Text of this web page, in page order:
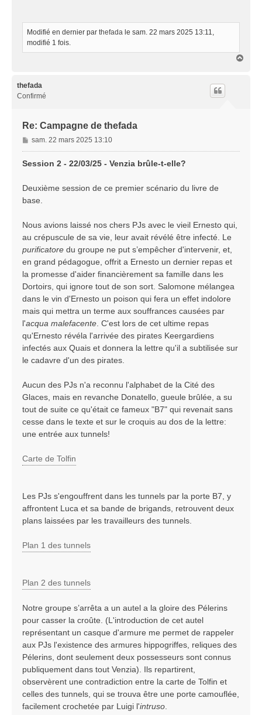
g
e
Modifié en dernier par thefada le sam. 22 mars 2025 13:11,
modifié 1 fois.
thefada
Confirmé
Re: Campagne de thefada
M
e
s
g
e
sam. 22 mars 2025 13:10
Session 2 - 22/03/25 - Venzia brûle-t-elle?
Deuxième session de ce premier scénario du livre de
base.
Nous avions laissé nos chers PJs avec le vieil Ernesto qui,
au crépuscule de sa vie, leur avait révélé être infecté. Le
purificatore du groupe ne put s’empêcher d'intervenir, et,
en grand pédagogue, offrit a Ernesto un dernier repas et
la promesse d'aider financièrement sa famille dans les
Dortoirs, qui ignore tout de son sort. Salomone mélangea
dans le vin d'Ernesto un poison qui fera un effet indolore
mais qui mettra un terme aux souffrances causées par
l'acqua malefacente. C'est lors de cet ultime repas
qu'Ernesto révéla l'arrivée des pirates Keergardiens
infectés aux Quais et donnera la lettre qu'il a subtilisée sur
le cadavre d'un des pirates.
Aucun des PJs n'a reconnu l'alphabet de la Cité des
Glaces, mais en revanche Donatello, gueule brûlée, a su
tout de suite ce qu'était ce fameux "B7" qui revenait sans
cesse dans le texte et sur le croquis au dos de la lettre:
une entrée aux tunnels!
Carte de Tolfin
Les PJs s'engouffrent dans les tunnels par la porte B7, y
affrontent Luca et sa bande de brigands, retrouvent deux
plans laissées par les travailleurs des tunnels.
Plan 1 des tunnels
Plan 2 des tunnels
Notre groupe s’arrêta a un autel a la gloire des Pélerins
pour casser la croûte. (L'introduction de cet autel
représentant un casque d'armure me permet de rappeler
aux PJs l'existence des armures hippogriffes, reliques des
Pélerins, dont seulement deux possesseurs sont connus
publiquement dans tout Venzia). Ils repartirent,
observèrent une contradiction entre la carte de Tolfin et
celles des tunnels, qui se trouva être une porte camouflée,
facilement crochetée par Luigi l'intruso.